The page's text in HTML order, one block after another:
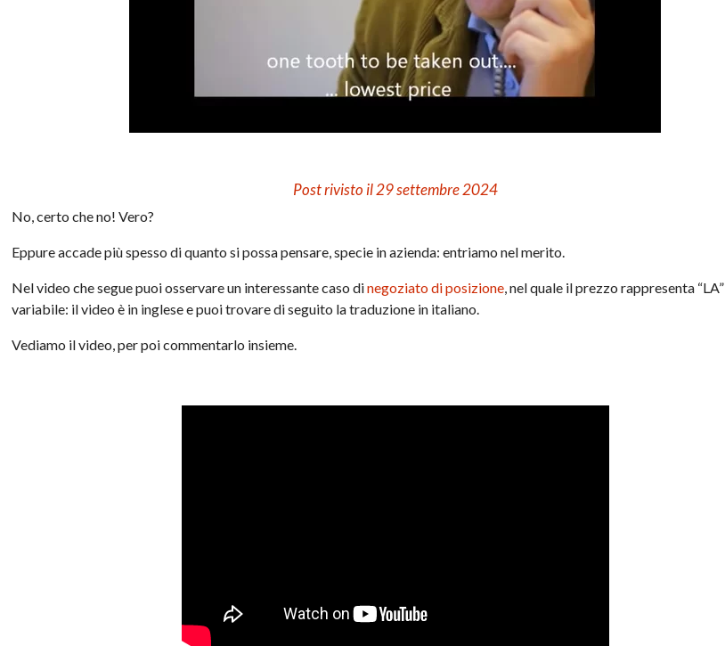
Post rivisto il 29 settembre 2024
No, certo che no! Vero?
Eppure accade più spesso di quanto si possa pensare, specie in azienda: entriamo nel merito.
Nel video che segue puoi osservare un interessante caso dinegoziato di posizione, nel quale il prezzo rappresenta “LA”
variabile: il video è in inglese e puoi trovare di seguito la traduzione in italiano.
Vediamo il video, per poi commentarlo insieme.